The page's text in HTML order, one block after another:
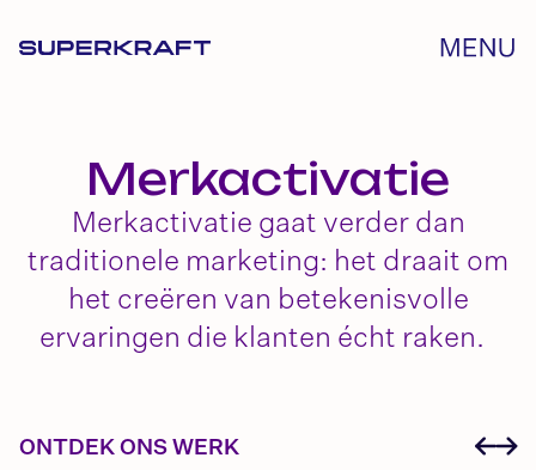
Merkactivatie
Merkactivatie gaat verder dan
traditionele marketing: het draait om
het creëren van betekenisvolle
ervaringen die klanten écht raken.
ONTDEK ONS WERK